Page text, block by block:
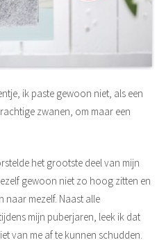
ik paste gewoon niet, als een
zwanen, om maar een
het grootste deel van mijn
gewoon niet zo hoog zitten en
naar mezelf. Naast alle
mijn puberjaren, leek ik dat
van me af te kunnen schudden.